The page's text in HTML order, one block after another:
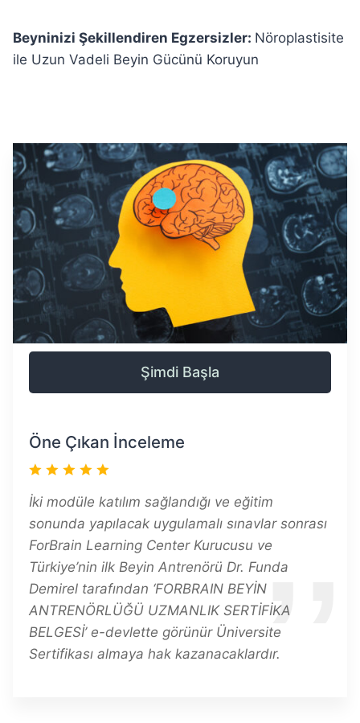
Beyninizi Şekillendiren Egzersizler: Nöroplastisite
ile Uzun Vadeli Beyin Gücünü Koruyun
Şimdi Başla
Öne Çıkan İnceleme
İki modüle katılım sağlandığı ve eğitim
sonunda yapılacak uygulamalı sınavlar sonrası
ForBrain Learning Center Kurucusu ve
Türkiye’nin ilk Beyin Antrenörü Dr. Funda
Demirel tarafından ‘FORBRAIN BEYİN
ANTRENÖRLÜĞÜ UZMANLIK SERTİFİKA
BELGESİ’ e-devlette görünür Üniversite
Sertifikası almaya hak kazanacaklardır.